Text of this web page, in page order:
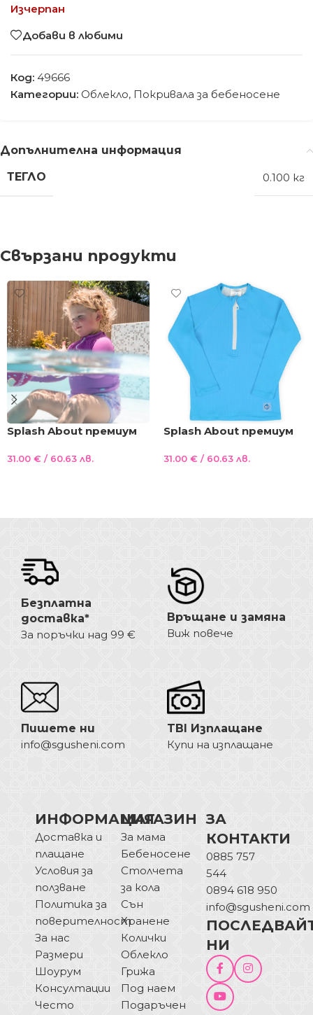
Изчерпан
Добави в любими
Код: 49666
Категории: Облекло, Покривала за бебеносене
Допълнителна информация
ТЕГЛО
0.100 кг
Свързани продукти
Splash About премиум
неон , 40+ UVA и UVB
31.00 € / 60.63 лв.
Splash About премиум
неон , 40+ UVA и UVB
31.00 € / 60.63 лв.
Безплатна
доставка*
За поръчки над 99 €
Връщане и замяна
Виж повече
Пишете ни
info@sgusheni.com
TBI Изплащане
Купи на изплащане
ИНФОРМАЦИЯ
Доставка и
плащане
Условия за
ползване
Политика за
поверителност
За нас
Размери
Шоурум
Консултации
Често
МАГАЗИН
За мама
Бебеносене
Столчета
за кола
Сън
Хранене
Колички
Облекло
Грижа
Под наем
Подаръчен
ЗА
КОНТАКТИ
0885 757
544
0894 618 950
info@sgusheni.com
НИ